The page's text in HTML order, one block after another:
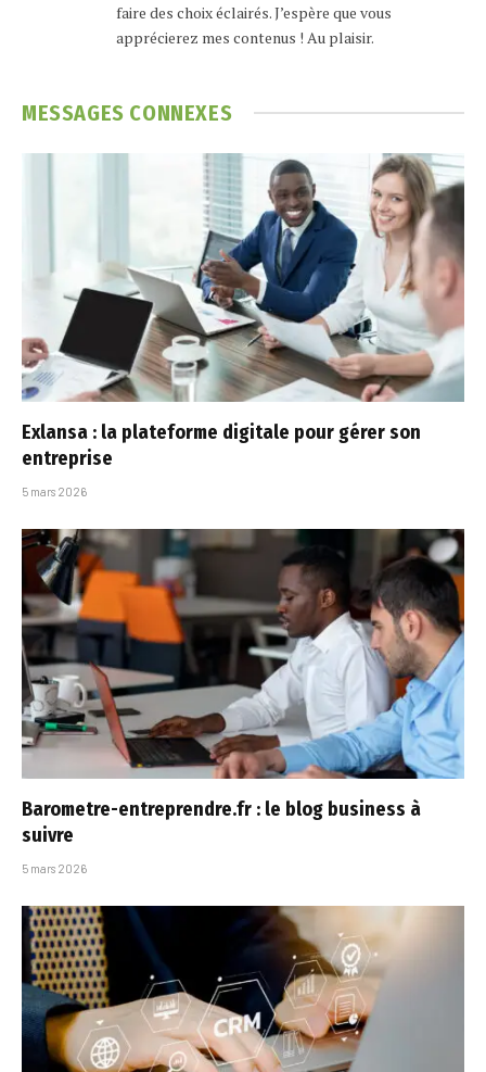
faire des choix éclairés. J’espère que vous
apprécierez mes contenus ! Au plaisir.
MESSAGES CONNEXES
Exlansa : la plateforme digitale pour gérer son
entreprise
5 mars 2026
Barometre-entreprendre.fr : le blog business à
suivre
5 mars 2026